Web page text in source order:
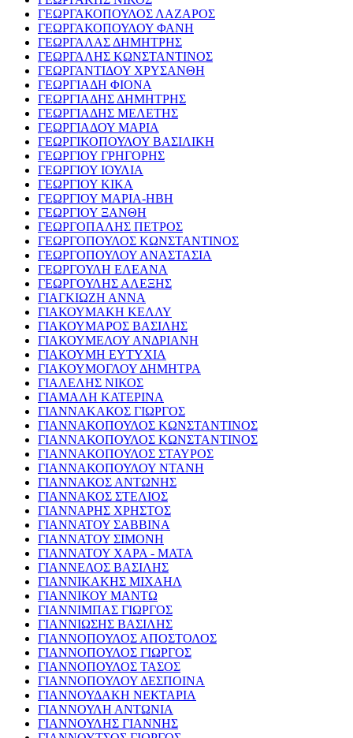
ΓΕΩΡΓΑΚΟΠΟΥΛΟΣ ΛΑΖΑΡΟΣ
ΓΕΩΡΓΑΚΟΠΟΥΛΟΥ ΦΑΝΗ
ΓΕΩΡΓΑΛΑΣ ΔΗΜΗΤΡΗΣ
ΓΕΩΡΓΑΛΗΣ ΚΩΝΣΤΑΝΤΙΝΟΣ
ΓΕΩΡΓΑΝΤΙΔΟΥ ΧΡΥΣΑΝΘΗ
ΓΕΩΡΓΙΑΔΗ ΦΙΟΝΑ
ΓΕΩΡΓΙΑΔΗΣ ΔΗΜΗΤΡΗΣ
ΓΕΩΡΓΙΑΔΗΣ ΜΕΛΕΤΗΣ
ΓΕΩΡΓΙΑΔΟΥ ΜΑΡΙΑ
ΓΕΩΡΓΙΚΟΠΟΥΛΟΥ ΒΑΣΙΛΙΚΗ
ΓΕΩΡΓΙΟΥ ΓΡΗΓΟΡΗΣ
ΓΕΩΡΓΙΟΥ ΙΟΥΛΙΑ
ΓΕΩΡΓΙΟΥ ΚΙΚΑ
ΓΕΩΡΓΙΟΥ ΜΑΡΙΑ-ΗΒΗ
ΓΕΩΡΓΙΟΥ ΞΑΝΘΗ
ΓΕΩΡΓΟΠΑΛΗΣ ΠΕΤΡΟΣ
ΓΕΩΡΓΟΠΟΥΛΟΣ ΚΩΝΣΤΑΝΤΙΝΟΣ
ΓΕΩΡΓΟΠΟΥΛΟΥ ΑΝΑΣΤΑΣΙΑ
ΓΕΩΡΓΟΥΛΗ ΕΛΕΑΝΑ
ΓΕΩΡΓΟΥΛΗΣ ΑΛΕΞΗΣ
ΓΙΑΓΚΙΩΖΗ ΑΝΝΑ
ΓΙΑΚΟΥΜΑΚΗ ΚΕΛΛΥ
ΓΙΑΚΟΥΜΑΡΟΣ ΒΑΣΙΛΗΣ
ΓΙΑΚΟΥΜΕΛΟΥ ΑΝΔΡΙΑΝΗ
ΓΙΑΚΟΥΜΗ ΕΥΤΥΧΙΑ
ΓΙΑΚΟΥΜΟΓΛΟΥ ΔΗΜΗΤΡΑ
ΓΙΑΛΕΛΗΣ ΝΙΚΟΣ
ΓΙΑΜΑΛΗ ΚΑΤΕΡΙΝΑ
ΓΙΑΝΝΑΚΑΚΟΣ ΓΙΩΡΓΟΣ
ΓΙΑΝΝΑΚΟΠΟΥΛΟΣ ΚΩΝΣΤΑΝΤΙΝΟΣ
ΓΙΑΝΝΑΚΟΠΟΥΛΟΣ ΚΩΝΣΤΑΝΤΙΝΟΣ
ΓΙΑΝΝΑΚΟΠΟΥΛΟΣ ΣΤΑΥΡΟΣ
ΓΙΑΝΝΑΚΟΠΟΥΛΟΥ ΝΤΑΝΗ
ΓΙΑΝΝΑΚΟΣ ΑΝΤΩΝΗΣ
ΓΙΑΝΝΑΚΟΣ ΣΤΕΛΙΟΣ
ΓΙΑΝΝΑΡΗΣ ΧΡΗΣΤΟΣ
ΓΙΑΝΝΑΤΟΥ ΣΑΒΒΙΝΑ
ΓΙΑΝΝΑΤΟΥ ΣΙΜΟΝΗ
ΓΙΑΝΝΑΤΟΥ ΧΑΡΑ - ΜΑΤΑ
ΓΙΑΝΝΕΛΟΣ ΒΑΣΙΛΗΣ
ΓΙΑΝΝΙΚΑΚΗΣ ΜΙΧΑΗΛ
ΓΙΑΝΝΙΚΟΥ ΜΑΝΤΩ
ΓΙΑΝΝΙΜΠΑΣ ΓΙΩΡΓΟΣ
ΓΙΑΝΝΙΩΣΗΣ ΒΑΣΙΛΗΣ
ΓΙΑΝΝΟΠΟΥΛΟΣ ΑΠΟΣΤΟΛΟΣ
ΓΙΑΝΝΟΠΟΥΛΟΣ ΓΙΩΡΓΟΣ
ΓΙΑΝΝΟΠΟΥΛΟΣ ΤΑΣΟΣ
ΓΙΑΝΝΟΠΟΥΛΟΥ ΔΕΣΠΟΙΝΑ
ΓΙΑΝΝΟΥΔΑΚΗ ΝΕΚΤΑΡΙΑ
ΓΙΑΝΝΟΥΛΗ ΑΝΤΩΝΙΑ
ΓΙΑΝΝΟΥΛΗΣ ΓΙΑΝΝΗΣ